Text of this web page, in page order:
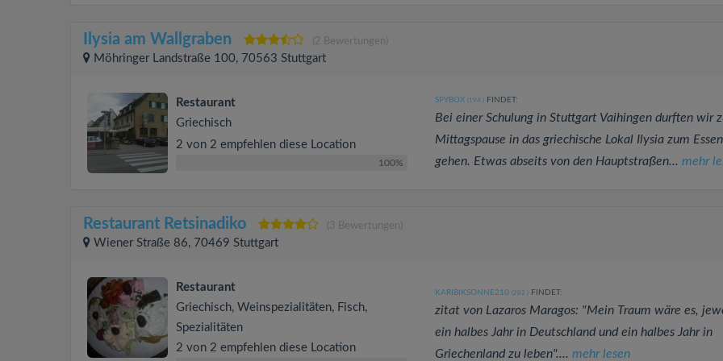
Ilysia am Wallgraben (2 Bewertungen)
Möhringer Landstraße 100, 70563 Stuttgart
Restaurant
Griechisch
2 von 2 empfehlen diese Location
100%
SPYBOX (194 )FINDET:
Bei einer Schulung in Stuttgart Vaihingen durften wir
Mittagspause in das griechische Lokal Ilysia zum Essen
gehen. Etwas abseits von den Hauptstraßen... mehr
Restaurant Retsinadiko (3 Bewertungen)
Wiener Straße 86, 70469 Stuttgart
Restaurant
Griechisch, Weinspezialitäten, Fisch,
Spezialitäten
2 von 2 empfehlen diese Location
KARIBIKSONNE210 (282 )FINDET:
zitat von Lazaros Maragos: "Mein Traum wäre es,
ein halbes Jahr in Deutschland und ein halbes Jahr in
Griechenland zu leben".... mehr lesen